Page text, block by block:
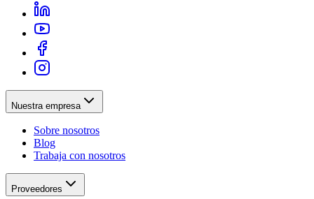
Nuestra empresa
Sobre nosotros
Blog
Trabaja con nosotros
Proveedores